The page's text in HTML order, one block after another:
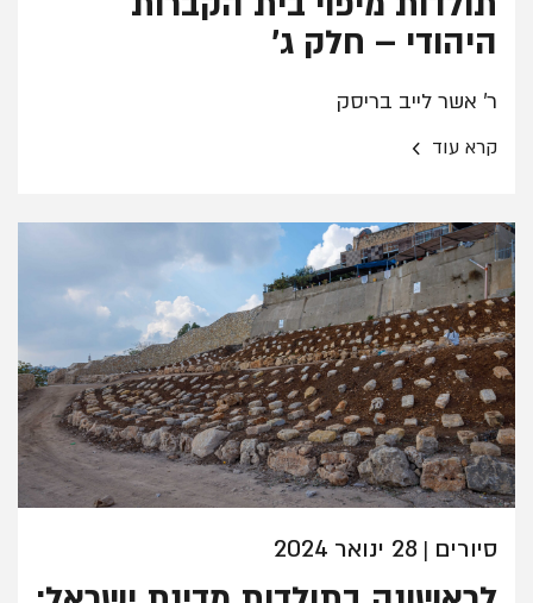
היהודי – חלק ג'
ר' אשר לייב בריסק
קרא עוד ›
סיורים | 28 ינואר 2024